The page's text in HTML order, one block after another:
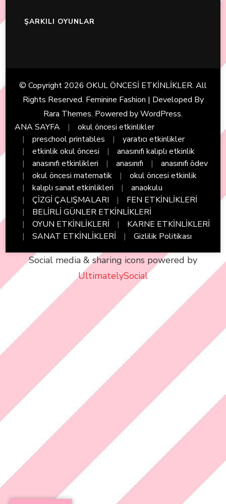
ŞARKILI OYUNLAR
© Copyright 2026 OKUL ÖNCESİ ETKİNLİKLER. All
Rights Reserved. Feminine Fashion | Developed By
Rara Themes. Powered byWordPress.
ANA SAYFA
okul öncesi etkinlikler
preschool printables
yaratıcı etkinlikler
etkinlik okul öncesi
anasınıfı kalıplı etkinlik
anasınıfı etkinlikleri
anasınıfı
anasınıfı ödev
okul öncesi matematik
okul öncesi etkinlik
kalıplı sanat etkinlikleri
anaokulu
ÇİZGİ ÇALIŞMALARI
FEN ETKİNLİKLERİ
BELİRLİ GÜNLER ETKİNLİKLERİ
OYUN ETKİNLİKLERİ
KARNE ETKİNLİKLERİ
SANAT ETKİNLİKLERİ
Gizlilik Politikası
Social media & sharing icons powered by
UltimatelySocial